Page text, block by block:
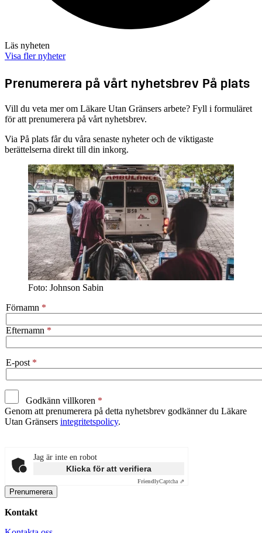
Läs nyheten
Visa fler nyheter
Prenumerera på vårt nyhetsbrev På plats
Vill du veta mer om Läkare Utan Gränsers arbete? Fyll i formuläret
för att prenumerera på vårt nyhetsbrev.
Via På plats får du våra senaste nyheter och de viktigaste
berättelserna direkt till din inkorg.
Foto: Johnson Sabin
Förnamn
Efternamn
E-post
Godkänn villkoren
Genom att prenumerera på detta nyhetsbrev godkänner du Läkare
Utan Gränsers integritetspolicy.
Jag är inte en robot
Klicka för att verifiera
FriendlyCaptcha ⇗
Kontakt